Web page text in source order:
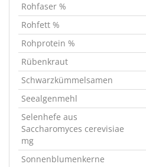
Rohfaser %
Rohfett %
Rohprotein %
Rübenkraut
Schwarzkümmelsamen
Seealgenmehl
Selenhefe aus
Saccharomyces cerevisiae
mg
Sonnenblumenkerne